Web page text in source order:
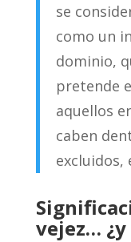
se
como un
dominio,
pretende
aquellos
caben
excluidos,
vejez…